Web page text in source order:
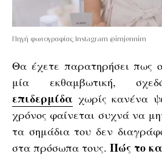
Πηγή φωτογραφίας Instagram @imjennim
Θα έχετε παρατηρήσει πως
μία εκθαμβωτική,
επιδερμίδα χωρίς κανένα
χρόνος φαίνεται συχνά να
τα σημάδια του δεν
στα πρόσωπα τους. Πώς το